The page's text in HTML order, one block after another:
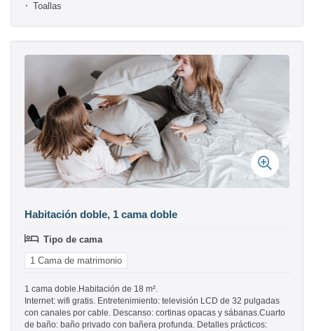
Toallas
Habitación doble, 1 cama doble
Tipo de cama
1 Cama de matrimonio
1 cama doble.Habitación de 18 m².
Internet: wifi gratis. Entretenimiento: televisión LCD de 32 pulgadas
con canales por cable. Descanso: cortinas opacas y sábanas.Cuarto
de baño: baño privado con bañera profunda. Detalles prácticos: